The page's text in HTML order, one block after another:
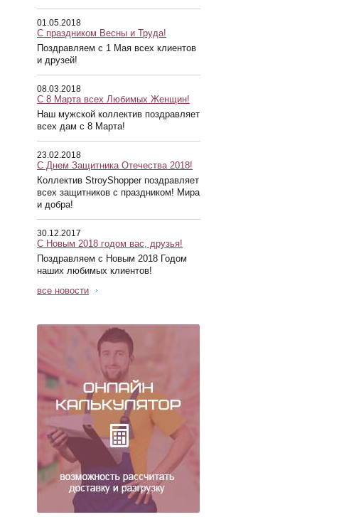
01.05.2018
С праздником Весны и Труда!
Поздравляем с 1 Мая всех клиентов
и друзей!
08.03.2018
С 8 Марта всех Любимых Женщин!
Наш мужской коллектив поздравляет
всех дам с 8 Марта!
23.02.2018
С Днем Защитника Отечества 2018!
Коллектив StroyShopper поздравляет
всех защитников с праздником! Мира
и добра!
30.12.2017
С Новым 2018 годом вас, друзья!
Поздравляем с Новым 2018 Годом
наших любимых клиентов!
все новости